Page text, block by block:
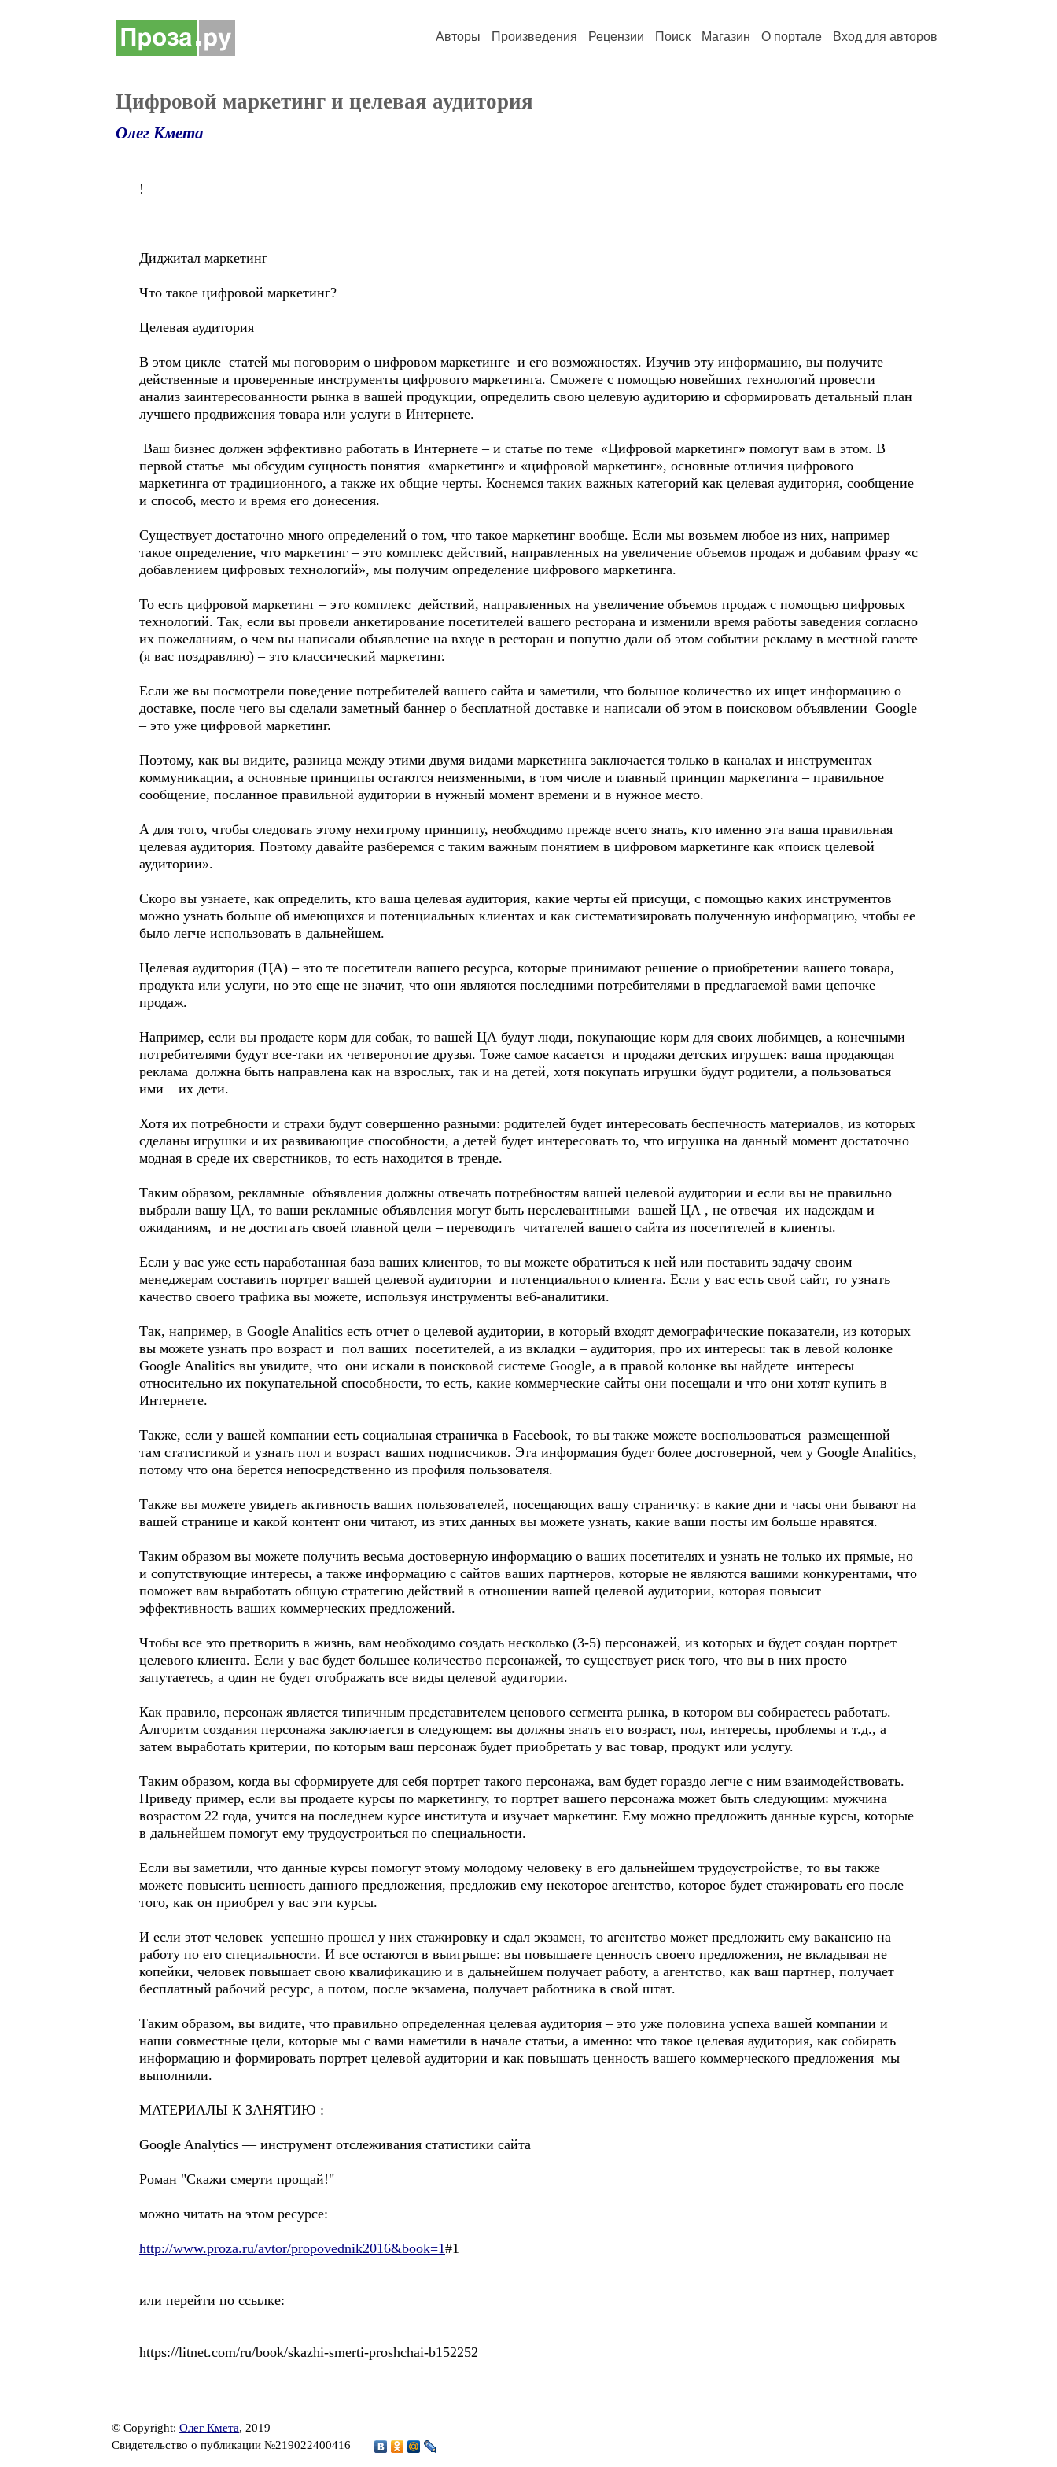
Авторы Произведения Рецензии Поиск Магазин О портале Вход для авторов
Цифровой маркетинг и целевая аудитория
Олег Кмета
!
Диджитал маркетинг
Что такое цифровой маркетинг?
Целевая аудитория
В этом цикле статей мы поговорим о цифровом маркетинге и его возможностях. Изучив эту информацию, вы получите
действенные и проверенные инструменты цифрового маркетинга. Сможете с помощью новейших технологий провести
анализ заинтересованности рынка в вашей продукции, определить свою целевую аудиторию и сформировать детальный план
лучшего продвижения товара или услуги в Интернете.
Ваш бизнес должен эффективно работать в Интернете – и статье по теме «Цифровой маркетинг» помогут вам в этом. В
первой статье мы обсудим сущность понятия «маркетинг» и «цифровой маркетинг», основные отличия цифрового
маркетинга от традиционного, а также их общие черты. Коснемся таких важных категорий как целевая аудитория, сообщение
и способ, место и время его донесения.
Существует достаточно много определений о том, что такое маркетинг вообще. Если мы возьмем любое из них, например
такое определение, что маркетинг – это комплекс действий, направленных на увеличение объемов продаж и добавим фразу «с
добавлением цифровых технологий», мы получим определение цифрового маркетинга.
То есть цифровой маркетинг – это комплекс действий, направленных на увеличение объемов продаж с помощью цифровых
технологий. Так, если вы провели анкетирование посетителей вашего ресторана и изменили время работы заведения согласно
их пожеланиям, о чем вы написали объявление на входе в ресторан и попутно дали об этом событии рекламу в местной газете
(я вас поздравляю) – это классический маркетинг.
Если же вы посмотрели поведение потребителей вашего сайта и заметили, что большое количество их ищет информацию о
доставке, после чего вы сделали заметный баннер о бесплатной доставке и написали об этом в поисковом объявлении Google
– это уже цифровой маркетинг.
Поэтому, как вы видите, разница между этими двумя видами маркетинга заключается только в каналах и инструментах
коммуникации, а основные принципы остаются неизменными, в том числе и главный принцип маркетинга – правильное
сообщение, посланное правильной аудитории в нужный момент времени и в нужное место.
А для того, чтобы следовать этому нехитрому принципу, необходимо прежде всего знать, кто именно эта ваша правильная
целевая аудитория. Поэтому давайте разберемся с таким важным понятием в цифровом маркетинге как «поиск целевой
аудитории».
Скоро вы узнаете, как определить, кто ваша целевая аудитория, какие черты ей присущи, с помощью каких инструментов
можно узнать больше об имеющихся и потенциальных клиентах и как систематизировать полученную информацию, чтобы ее
было легче использовать в дальнейшем.
Целевая аудитория (ЦА) – это те посетители вашего ресурса, которые принимают решение о приобретении вашего товара,
продукта или услуги, но это еще не значит, что они являются последними потребителями в предлагаемой вами цепочке
продаж.
Например, если вы продаете корм для собак, то вашей ЦА будут люди, покупающие корм для своих любимцев, а конечными
потребителями будут все-таки их четвероногие друзья. Тоже самое касается и продажи детских игрушек: ваша продающая
реклама должна быть направлена как на взрослых, так и на детей, хотя покупать игрушки будут родители, а пользоваться
ими – их дети.
Хотя их потребности и страхи будут совершенно разными: родителей будет интересовать беспечность материалов, из которых
сделаны игрушки и их развивающие способности, а детей будет интересовать то, что игрушка на данный момент достаточно
модная в среде их сверстников, то есть находится в тренде.
Таким образом, рекламные объявления должны отвечать потребностям вашей целевой аудитории и если вы не правильно
выбрали вашу ЦА, то ваши рекламные объявления могут быть нерелевантными вашей ЦА , не отвечая их надеждам и
ожиданиям, и не достигать своей главной цели – переводить читателей вашего сайта из посетителей в клиенты.
Если у вас уже есть наработанная база ваших клиентов, то вы можете обратиться к ней или поставить задачу своим
менеджерам составить портрет вашей целевой аудитории и потенциального клиента. Если у вас есть свой сайт, то узнать
качество своего трафика вы можете, используя инструменты веб-аналитики.
Так, например, в Google Analitics есть отчет о целевой аудитории, в который входят демографические показатели, из которых
вы можете узнать про возраст и пол ваших посетителей, а из вкладки – аудитория, про их интересы: так в левой колонке
Google Analitics вы увидите, что они искали в поисковой системе Google, а в правой колонке вы найдете интересы
относительно их покупательной способности, то есть, какие коммерческие сайты они посещали и что они хотят купить в
Интернете.
Также, если у вашей компании есть социальная страничка в Facebook, то вы также можете воспользоваться размещенной
там статистикой и узнать пол и возраст ваших подписчиков. Эта информация будет более достоверной, чем у Google Analitics,
потому что она берется непосредственно из профиля пользователя.
Также вы можете увидеть активность ваших пользователей, посещающих вашу страничку: в какие дни и часы они бывают на
вашей странице и какой контент они читают, из этих данных вы можете узнать, какие ваши посты им больше нравятся.
Таким образом вы можете получить весьма достоверную информацию о ваших посетителях и узнать не только их прямые, но
и сопутствующие интересы, а также информацию с сайтов ваших партнеров, которые не являются вашими конкурентами, что
поможет вам выработать общую стратегию действий в отношении вашей целевой аудитории, которая повысит
эффективность ваших коммерческих предложений.
Чтобы все это претворить в жизнь, вам необходимо создать несколько (3-5) персонажей, из которых и будет создан портрет
целевого клиента. Если у вас будет большее количество персонажей, то существует риск того, что вы в них просто
запутаетесь, а один не будет отображать все виды целевой аудитории.
Как правило, персонаж является типичным представителем ценового сегмента рынка, в котором вы собираетесь работать.
Алгоритм создания персонажа заключается в следующем: вы должны знать его возраст, пол, интересы, проблемы и т.д., а
затем выработать критерии, по которым ваш персонаж будет приобретать у вас товар, продукт или услугу.
Таким образом, когда вы сформируете для себя портрет такого персонажа, вам будет гораздо легче с ним взаимодействовать.
Приведу пример, если вы продаете курсы по маркетингу, то портрет вашего персонажа может быть следующим: мужчина
возрастом 22 года, учится на последнем курсе института и изучает маркетинг. Ему можно предложить данные курсы, которые
в дальнейшем помогут ему трудоустроиться по специальности.
Если вы заметили, что данные курсы помогут этому молодому человеку в его дальнейшем трудоустройстве, то вы также
можете повысить ценность данного предложения, предложив ему некоторое агентство, которое будет стажировать его после
того, как он приобрел у вас эти курсы.
И если этот человек успешно прошел у них стажировку и сдал экзамен, то агентство может предложить ему вакансию на
работу по его специальности. И все остаются в выигрыше: вы повышаете ценность своего предложения, не вкладывая не
копейки, человек повышает свою квалификацию и в дальнейшем получает работу, а агентство, как ваш партнер, получает
бесплатный рабочий ресурс, а потом, после экзамена, получает работника в свой штат.
Таким образом, вы видите, что правильно определенная целевая аудитория – это уже половина успеха вашей компании и
наши совместные цели, которые мы с вами наметили в начале статьи, а именно: что такое целевая аудитория, как собирать
информацию и формировать портрет целевой аудитории и как повышать ценность вашего коммерческого предложения мы
выполнили.
МАТЕРИАЛЫ К ЗАНЯТИЮ :
Google Analytics — инструмент отслеживания статистики сайта
Роман "Скажи смерти прощай!"
можно читать на этом ресурсе:
http://www.proza.ru/avtor/propovednik2016&book=1#1
или перейти по ссылке:
https://litnet.com/ru/book/skazhi-smerti-proshchai-b152252
© Copyright: Олег Кмета, 2019
Свидетельство о публикации №219022400416